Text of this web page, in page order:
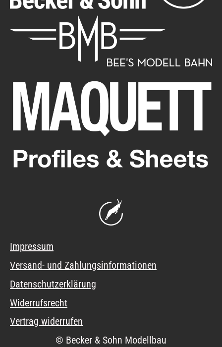
Impressum
Versand- und Zahlungsinformationen
Datenschutzerklärung
Widerrufsrecht
Vertrag widerrufen
© Becker & Sohn Modellbau